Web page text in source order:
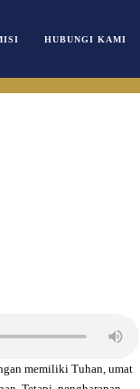
HUBUNGI KAMI
memiliki Tuhan, umat